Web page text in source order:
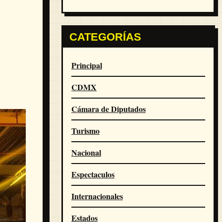
CATEGORÍAS
Principal
CDMX
Cámara de Diputados
Turismo
Nacional
Espectaculos
Internacionales
Estados